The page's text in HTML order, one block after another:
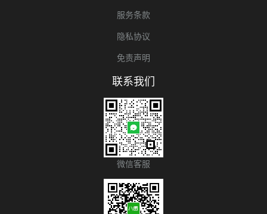
服务条款
隐私协议
免责声明
联系我们
微信客服